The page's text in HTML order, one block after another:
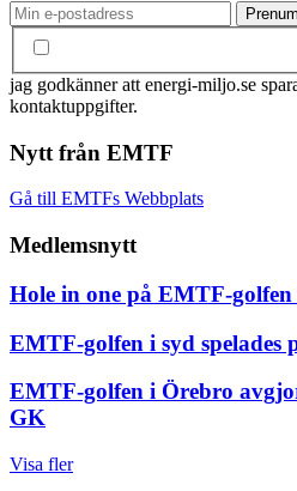
jag godkänner att energi-miljo.se
kontaktuppgifter.
Nytt från EMTF
Gå till EMTFs Webbplats
Medlemsnytt
Hole in one på EMTF-golfen
EMTF-golfen i syd spelades
EMTF-golfen i Örebro
GK
Visa fler